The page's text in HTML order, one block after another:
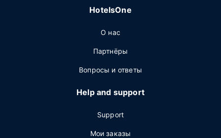
HotelsOne
О нас
Партнёры
Вопросы и ответы
Help and support
Support
Мои заказы